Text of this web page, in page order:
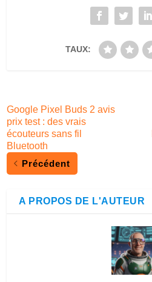
TAUX:
Google Pixel Buds 2 avis
prix test : des vrais
écouteurs sans fil
Bluetooth
Précédent
A PROPOS DE L'AUTEUR